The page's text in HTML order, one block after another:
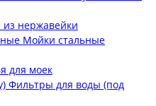
нержавейки
Мойки стальные
для моек
Фильтры для воды (под